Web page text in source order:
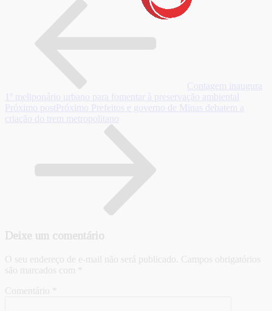
Contagem inaugura
1º meliponário urbano para fomentar à preservação ambiental
Próximo post Próximo Prefeitos e governo de Minas debatem a
criação do trem metropolitano
Deixe um comentário
O seu endereço de e-mail não será publicado. Campos obrigatórios
são marcados com
Comentário